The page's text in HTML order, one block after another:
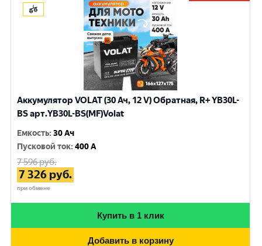
Аккумулятор VOLAT (30 Ач, 12 V) Обратная, R+ YB30L-
BS арт.YB30L-BS(MF)Volat
Емкость:30 Ач
Пусковой ток:400 A
7 596руб.
7 326 руб.
при обмене
Купить в 1 клик
Добавить в корзину